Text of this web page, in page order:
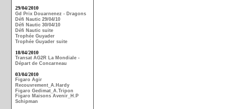
29/04/2010
Gd Prix Douarnenez - Dragons
Défi Nautic 29/04/10
Défi Nautic 30/04/10
Défi Nautic suite
Trophée Guyader
Trophée Guyader suite
18/04/2010
Transat AG2R La Mondiale -
Départ de Concarneau
03/04/2010
Figaro Agir
Recouvrement_A.Hardy
Figaro Gedimat_A.Tripon
Figaro Maisons Avenir_H.P
Schipman